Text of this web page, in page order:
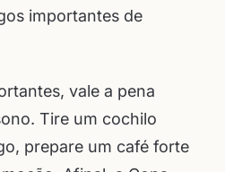
importantes de
vale a pena
Tire um cochilo
prepare um café forte